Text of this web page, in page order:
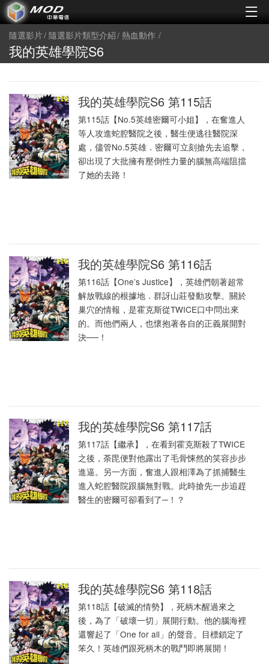
隨選影片 隨選影片類型介紹 熱血動作
我的英雄學院S6
我的英雄學院S6 第115話
第115話【No.5英雄密爾可小姐】，在奮進人
等人攻進蛇腔醫院之後，醫生便逃往醫院深
處，儘管No.5英雄．密爾可立刻搶先去追擊，
卻出現了大批擁有壓倒性力量的腦無高端阻擋
了她的去路！
我的英雄學院S6 第116話
第116話【One’s Justice】，英雄們朝著超常
解放戰線的根據地．群訝山莊發動攻擊。關於
巢穴的情報，是霍克斯從TWICE口中問出來
的。而他們兩人，也懷抱著各自的正義展開對
決──！
我的英雄學院S6 第117話
第117話【繼承】，在看到霍克斯殺了TWICE
之後，荼毘便對他露出了毛骨悚然的笑容步步
進逼。另一方面，奮進人跟相澤為了抓捕醫生
進入蛇腔醫院跟腦無對戰。此時搶先一步追趕
醫生的密爾可卻看到了─！？
我的英雄學院S6 第118話
第118話【破滅的情勢】，死柄木醒過來之
後，為了「破壞一切」展開行動。他的腦海裡
還響起了「One for all」的聲音。目標鎖定了
笨久！英雄們跟死柄木的戰鬥即將展開！